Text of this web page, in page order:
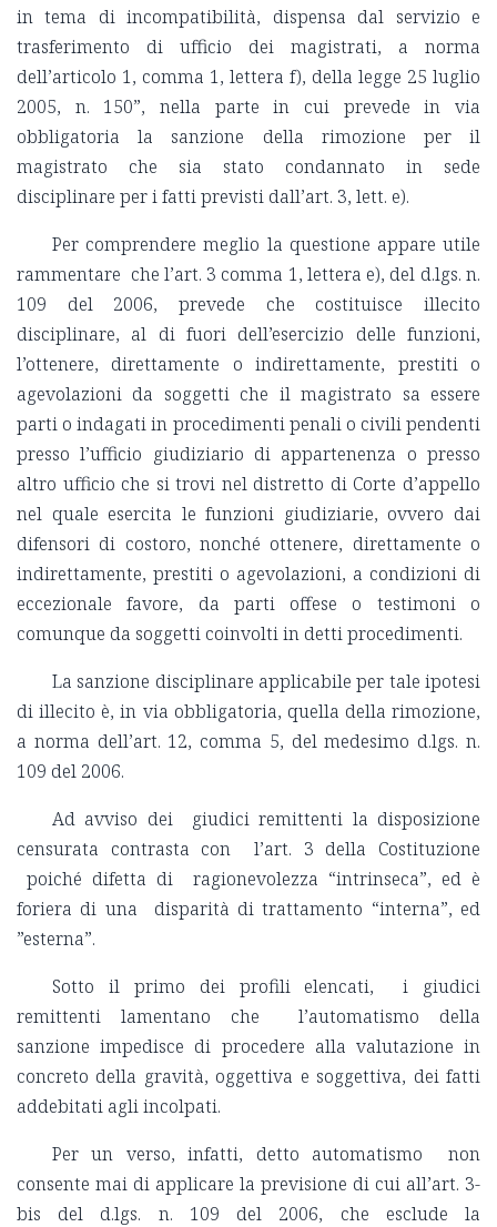
in tema di incompatibilità, dispensa dal servizio e
trasferimento di ufficio dei magistrati, a norma
dell’articolo 1, comma 1, lettera f), della legge 25 luglio
2005, n. 150”, nella parte in cui prevede in via
obbligatoria la sanzione della rimozione per il
magistrato che sia stato condannato in sede
disciplinare per i fatti previsti dall’art. 3, lett. e).
Per comprendere meglio la questione appare utile
rammentare che l’art. 3 comma 1, lettera e), del d.lgs. n.
109 del 2006, prevede che costituisce illecito
disciplinare, al di fuori dell’esercizio delle funzioni,
l’ottenere, direttamente o indirettamente, prestiti o
agevolazioni da soggetti che il magistrato sa essere
parti o indagati in procedimenti penali o civili pendenti
presso l’ufficio giudiziario di appartenenza o presso
altro ufficio che si trovi nel distretto di Corte d’appello
nel quale esercita le funzioni giudiziarie, ovvero dai
difensori di costoro, nonché ottenere, direttamente o
indirettamente, prestiti o agevolazioni, a condizioni di
eccezionale favore, da parti offese o testimoni o
comunque da soggetti coinvolti in detti procedimenti.
La sanzione disciplinare applicabile per tale ipotesi
di illecito è, in via obbligatoria, quella della rimozione,
a norma dell’art. 12, comma 5, del medesimo d.lgs. n.
109 del 2006.
Ad avviso dei giudici remittenti la disposizione
censurata contrasta con l’art. 3 della Costituzione
poiché difetta di ragionevolezza “intrinseca”, ed è
foriera di una disparità di trattamento “interna”, ed
”esterna”.
Sotto il primo dei profili elencati, i giudici
remittenti lamentano che l’automatismo della
sanzione impedisce di procedere alla valutazione in
concreto della gravità, oggettiva e soggettiva, dei fatti
addebitati agli incolpati.
Per un verso, infatti, detto automatismo non
consente mai di applicare la previsione di cui all’art. 3-
bis del d.lgs. n. 109 del 2006, che esclude la